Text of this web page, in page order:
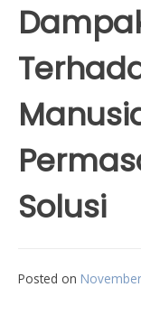
Solusi
Posted on